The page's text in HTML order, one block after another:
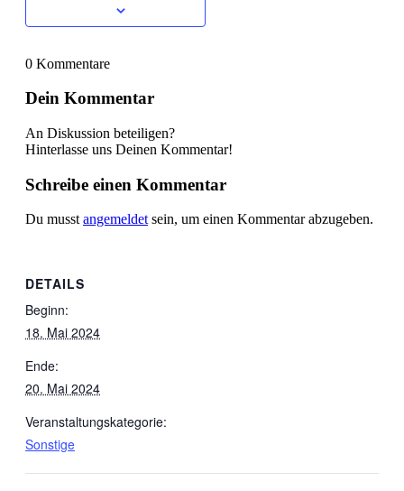
0 Kommentare
Dein Kommentar
An Diskussion beteiligen?
Hinterlasse uns Deinen Kommentar!
Schreibe einen Kommentar
Du musstangemeldetsein, um einen Kommentar abzugeben.
DETAILS
Beginn:
18. Mai 2024
Ende:
20. Mai 2024
Veranstaltungskategorie:
Sonstige